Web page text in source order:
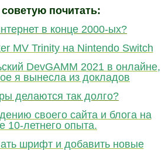
почитать:
в конце 2000-ых?
MV Trinity на Nintendo Switch
DevGAMM 2021 в онлайне,
я вынесла из докладов
делаются так долго?
своего сайта и блога на
10-летнего опыта.
шрифт и добавить новые